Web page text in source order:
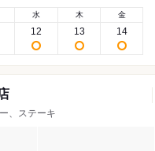
水
12
木
13
金
14
、ステーキ